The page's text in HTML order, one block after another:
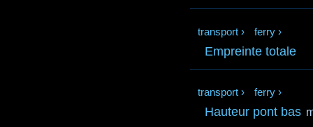
transport › ferry ›
Empreinte totale
transport › ferry ›
Hauteur pont bas